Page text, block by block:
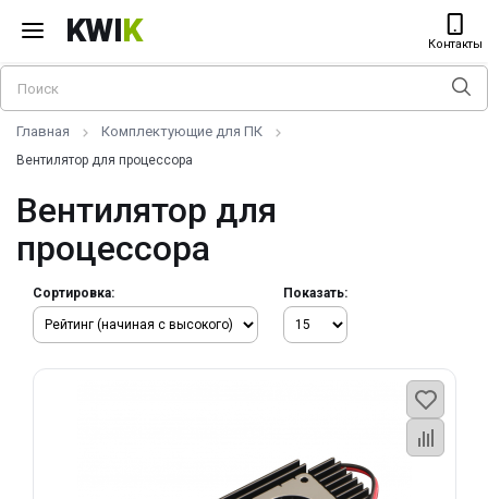
KWIK Контакты
Главная Комплектующие для ПК
Вентилятор для процессора
Вентилятор для
процессора
Сортировка: Показать: